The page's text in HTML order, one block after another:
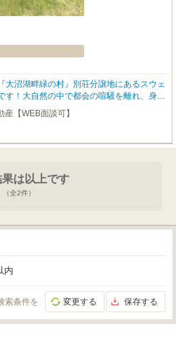
大沼湖畔緑の村』別荘分譲地にあるスウェ
す！大自然の中で都会の喧騒を離れ、身も
かけがえのない自分だけの時間を過ごすの
窓もあって明るいオウチですよ！土地の
してヨシ、定住でもヨシの物件です！荷
方には家具などをお譲りすることも可能で
豊かに彩るオーナー様のみがご使用できる
もありますので、ご友人やご家族などと一
い資料お渡しいたしますし、内覧のご案内
トハウス函館店㈱三建不動産：0138-54-
【WEB面談可】
は以上です
（全2件）
内
索条件を 変更する 保存する